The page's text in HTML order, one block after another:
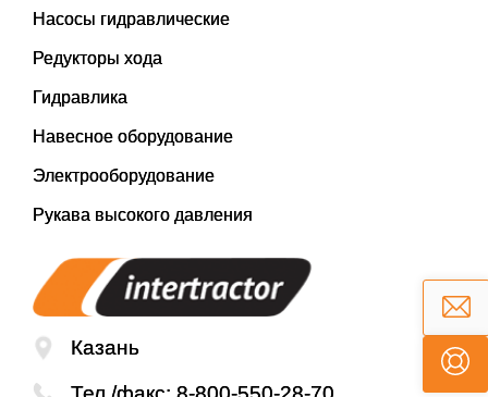
Насосы гидравлические
Редукторы хода
Гидравлика
Навесное оборудование
Электрооборудование
Рукава высокого давления
Казань